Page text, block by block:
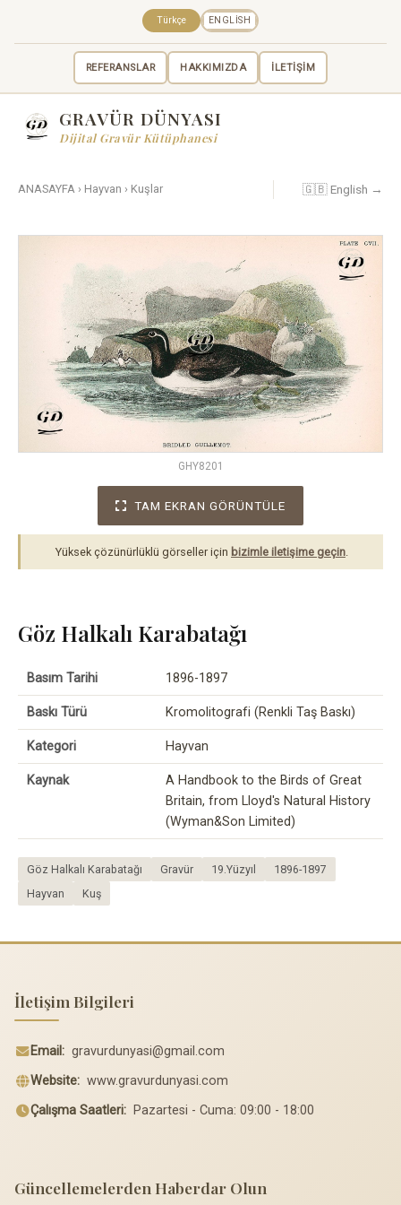
REFERANSLAR HAKKIMIZDA İLETİŞİM
Türkçe ENGLISH
GRAVÜR DÜNYASI
Dijital Gravür Kütüphanesi
ANASAYFA › Hayvan › Kuşlar 🇬🇧 English →
GHY8201
TAM EKRAN GÖRÜNTÜLE
Yüksek çözünürlüklü görseller için bizimle iletişime geçin.
Göz Halkalı Karabatağı
Basım Tarihi 1896-1897
Baskı Türü Kromolitografi (Renkli Taş Baskı)
Kategori Hayvan
Kaynak
A Handbook to the Birds of Great
Britain, from Lloyd's Natural History
(Wyman&Son Limited)
Göz Halkalı Karabatağı Gravür 19.Yüzyıl
1896-1897
Hayvan
Kuş
İletişim Bilgileri
Email: gravurdunyasi@gmail.com
Website: www.gravurdunyasi.com
Çalışma Saatleri: Pazartesi - Cuma: 09:00 - 18:00
Güncellemelerden Haberdar Olun